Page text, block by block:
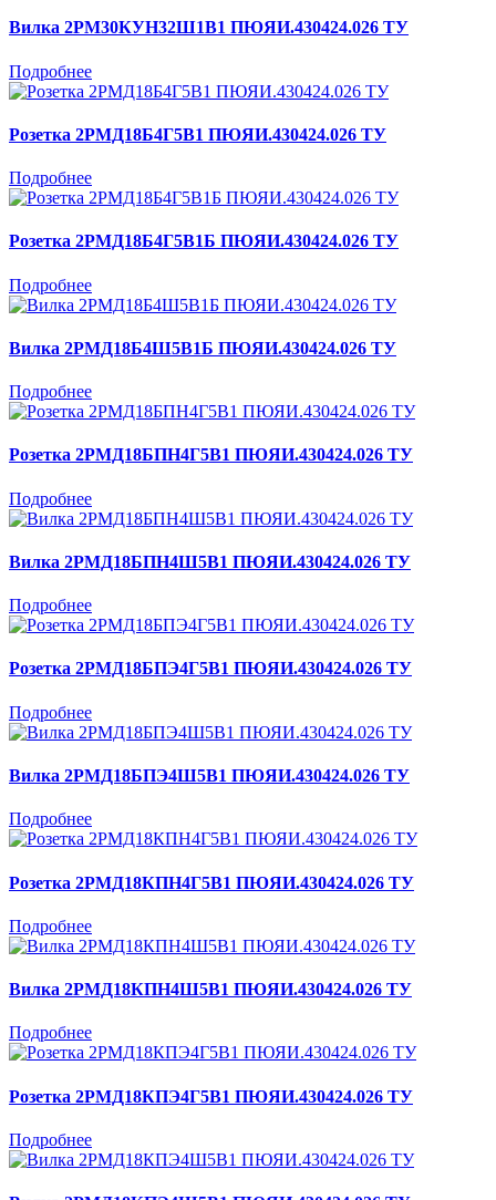
Вилка 2РМ30КУН32Ш1В1 ПЮЯИ.430424.026 ТУ
Подробнее
Розетка 2РМД18Б4Г5В1 ПЮЯИ.430424.026 ТУ
Подробнее
Розетка 2РМД18Б4Г5В1Б ПЮЯИ.430424.026 ТУ
Подробнее
Вилка 2РМД18Б4Ш5В1Б ПЮЯИ.430424.026 ТУ
Подробнее
Розетка 2РМД18БПН4Г5В1 ПЮЯИ.430424.026 ТУ
Подробнее
Вилка 2РМД18БПН4Ш5В1 ПЮЯИ.430424.026 ТУ
Подробнее
Розетка 2РМД18БПЭ4Г5В1 ПЮЯИ.430424.026 ТУ
Подробнее
Вилка 2РМД18БПЭ4Ш5В1 ПЮЯИ.430424.026 ТУ
Подробнее
Розетка 2РМД18КПН4Г5В1 ПЮЯИ.430424.026 ТУ
Подробнее
Вилка 2РМД18КПН4Ш5В1 ПЮЯИ.430424.026 ТУ
Подробнее
Розетка 2РМД18КПЭ4Г5В1 ПЮЯИ.430424.026 ТУ
Подробнее